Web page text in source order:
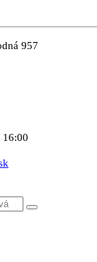
957